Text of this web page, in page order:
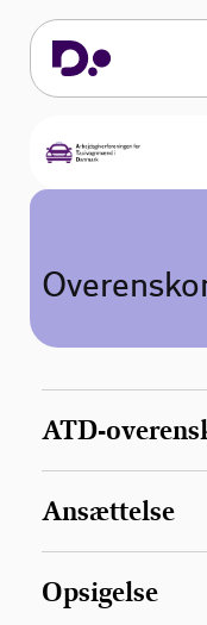
Overenskomst
Vedtægter
Bestyrelse
Kontakt
ATD-
Ansættelse
Opsigelse